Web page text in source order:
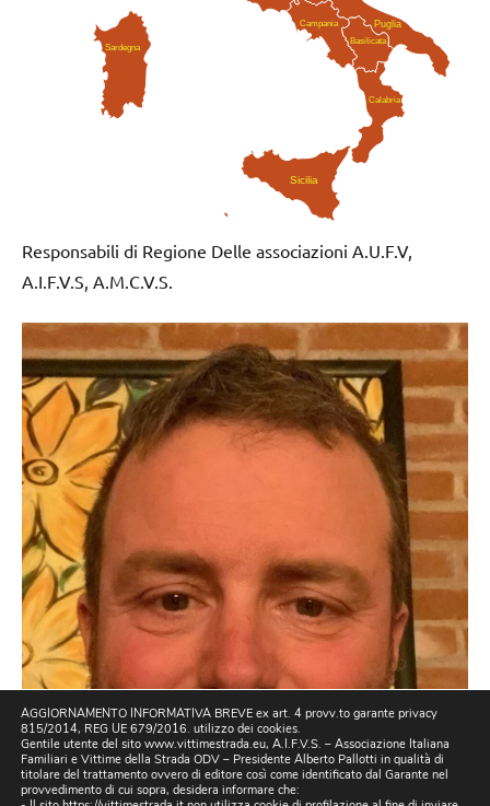
Puglia
Basilicata
Calabria
Campania
Sardegna
Sicilia
Responsabili di Regione Delle associazioni A.U.F.V,
A.I.F.V.S, A.M.C.V.S.
AGGIORNAMENTO INFORMATIVA BREVE ex art. 4 provv.to garante privacy
815/2014, REG UE 679/2016. utilizzo dei cookies.
Gentile utente del sito www.vittimestrada.eu, A.I.F.V.S. – Associazione Italiana
Familiari e Vittime della Strada ODV – Presidente Alberto Pallotti in qualità di
titolare del trattamento ovvero di editore così come identificato dal Garante nel
provvedimento di cui sopra, desidera informare che: